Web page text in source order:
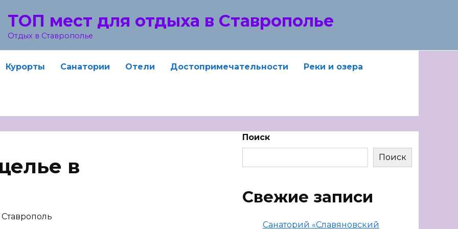
ТОП мест для отдыха в Ставрополье
Отдых в Ставрополье
Курорты Санатории Отели Достопримечательности Реки и озера
в
Поиск
Поиск
Свежие записи
Санаторий «Славяновский